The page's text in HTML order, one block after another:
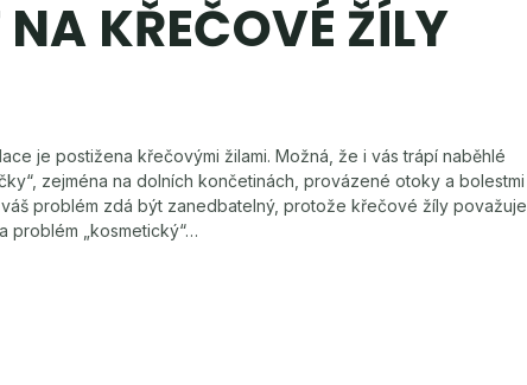
KŘEČOVÉ ŽÍLY
je postižena křečovými žilami. Možná, že i vás trápí naběhlé
zejména na dolních končetinách, provázené otoky a bolestmi
problém zdá být zanedbatelný, protože křečové žíly považuje
problém „kosmetický“…